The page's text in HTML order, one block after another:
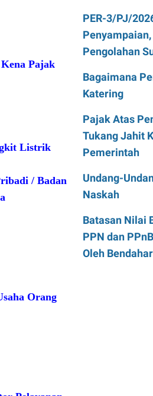
Kena Pajak
Listrik
/ Badan
Orang
PER-3/PJ/
Pengolahan
Bagaimana
Katering
Pajak Atas
Tukang Jahit
Pemerintah
Undang-
Naskah
Batasan Nilai
PPN dan
Oleh